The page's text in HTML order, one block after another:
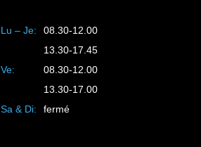
Lu – Je:
08.30-12.00
13.30-17.45
Ve:
08.30-12.00
13.30-17.00
Sa & Di:
fermé